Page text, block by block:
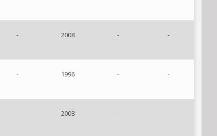
- 2008 - -
- 1996 - -
- 2008 - -